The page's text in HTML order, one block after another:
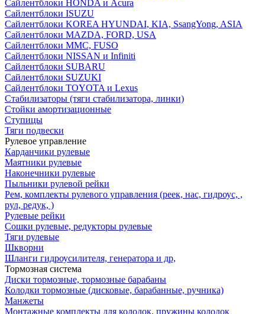
Сайлентблоки HONDA и Acura
Сайлентблоки ISUZU
Сайлентблоки KOREA HYUNDAI, KIA, SsangYong, ASIA
Сайлентблоки MAZDA, FORD, USA
Сайлентблоки MMC, FUSO
Сайлентблоки NISSAN и Infiniti
Сайлентблоки SUBARU
Сайлентблоки SUZUKI
Сайлентблоки TOYOTA и Lexus
Стабилизаторы (тяги стабилизатора, линки)
Стойки амортизационные
Ступицы
Тяги подвески
Рулевое управление
Карданчики рулевые
Маятники рулевые
Наконечники рулевые
Пыльники рулевой рейки
Рем, комплекты рулевого управления (реек, нас, гидроус, ,
рул, редук, )
Рулевые рейки
Сошки рулевые, редукторы рулевые
Тяги рулевые
Шкворни
Шланги гидроусилителя, генератора и др,
Тормозная система
Диски тормозные, тормозные барабаны
Колодки тормозные (дисковые, барабанные, ручника)
Манжеты
Монтажные комплекты для колодок, пружины колодок